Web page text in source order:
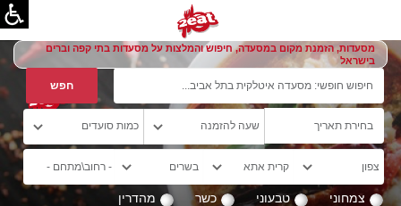
מסעדות, הזמנת מקום במסעדה, חיפוש והמלצות על מסעדות בתי קפה וברים
בישראל
צמחוני טבעוני כשר מהדרין